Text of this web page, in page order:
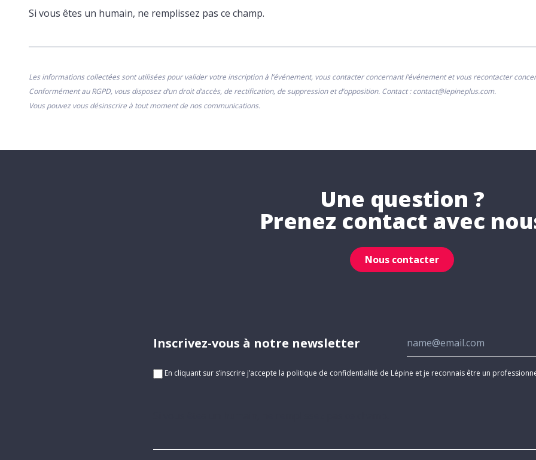
Si vous êtes un humain, ne remplissez pas ce champ.
Les informations collectées sont utilisées pour valider votre inscription à l’événement, vous contacter concernant l’événement et vous recontacter
Conformément au RGPD, vous disposez d’un droit d’accès, de rectification, de suppression et d’opposition. Contact : contact@lepineplus.com.
Vous pouvez vous désinscrire à tout moment de nos communications.
Une question ?
Prenez contact avec
Nous contacter
Inscrivez-
vous
notre
Inscrivez-vous à notre newsletter
En cliquant sur s’inscrire j’accepte la politique de confidentialité de Lépine et je reconnais être un